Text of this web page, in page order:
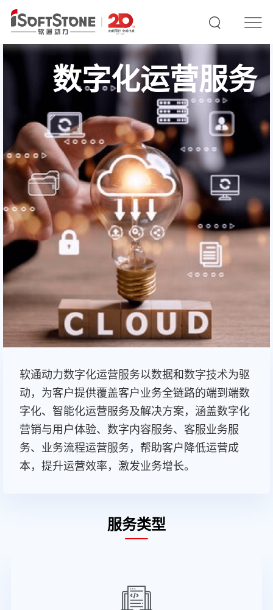
数字化运营服务
软通动力数字化运营服务以数据和数字技术为驱
动，为客户提供覆盖客户业务全链路的端到端数
字化、智能化运营服务及解决方案，涵盖数字化
营销与用户体验、数字内容服务、客服业务服
务、业务流程运营服务，帮助客户降低运营成
本，提升运营效率，激发业务增长。
服务类型